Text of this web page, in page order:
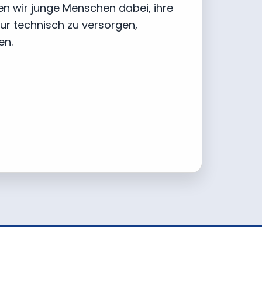
wir junge Menschen dabei, ihre
technisch zu versorgen,